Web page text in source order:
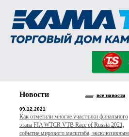
Новости все новости
09.12.2021
Как отметили многие участники финального
этапа FIA WTCR VTB Race of Russia 2021,
событие мирового масштаба, эксклюзивным